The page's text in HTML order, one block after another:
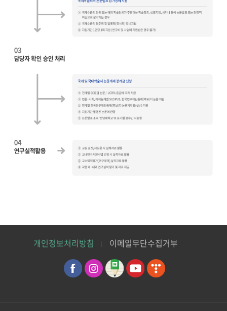
개인정보처리방침 이메일무단수집거부